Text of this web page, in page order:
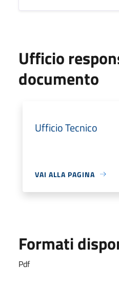
Ufficio
documento
Ufficio Tecnico
VAI ALLA PAGINA
Formati
Pdf